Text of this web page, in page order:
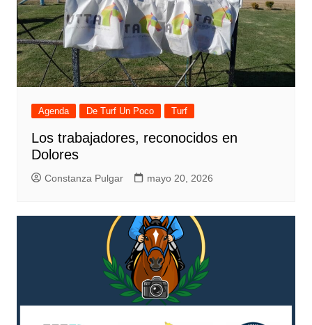
Agenda De Turf Un Poco Turf
Los trabajadores, reconocidos en
Dolores
Constanza Pulgar mayo 20, 2026